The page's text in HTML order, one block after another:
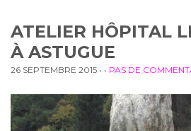
ATELIER HÔPITAL
À ASTUGUE
26 SEPTEMBRE 2015 • • PAS DE